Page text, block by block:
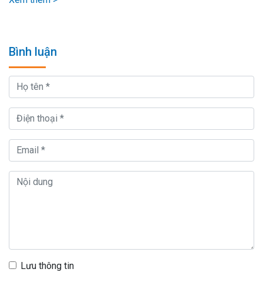
tôi cam kết mang lại giải pháp vận chuyển hiệu quả nhất,.
Bình luận
Lưu thông tin